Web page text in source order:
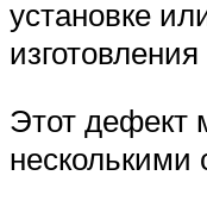
установке
Этот дефект
несколькими